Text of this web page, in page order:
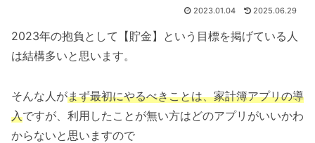
2023.01.04 2025.06.29
2023年の抱負として【貯金】という目標を掲げている人
は結構多いと思います。
そんな人がまず最初にやるべきことは、家計簿アプリの導
入ですが、利用したことが無い方はどのアプリがいいかわ
からないと思いますので